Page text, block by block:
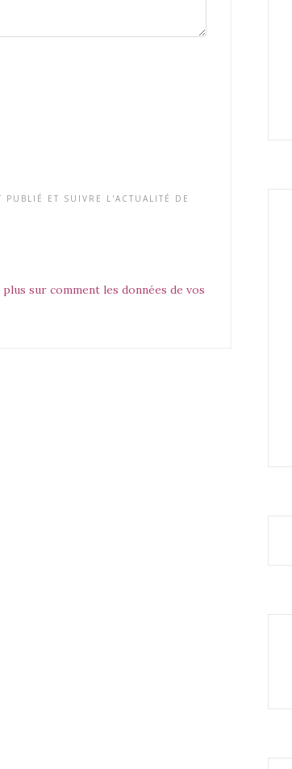
ET SUIVRE L'ACTUALITÉ DE
sur comment les données de vos